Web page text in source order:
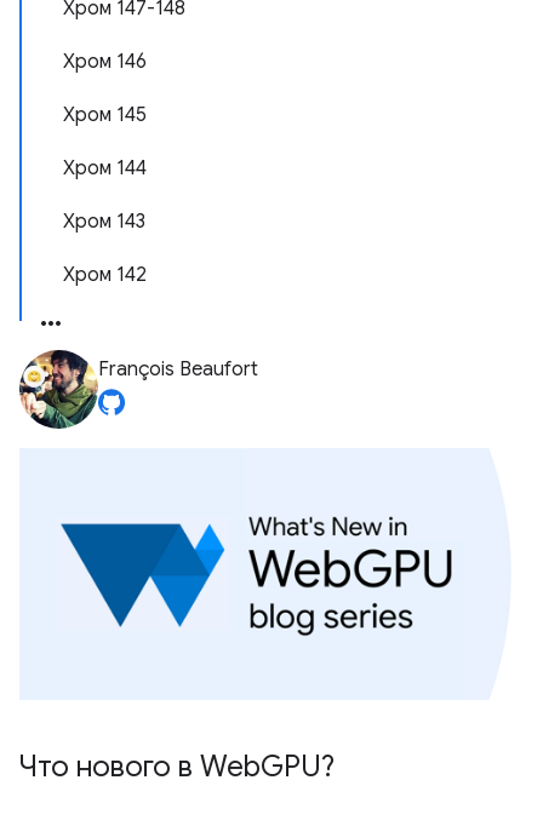
Хром 147-148
Хром 146
Хром 145
Хром 144
Хром 143
Хром 142
François Beaufort
Что нового в WebGPU?